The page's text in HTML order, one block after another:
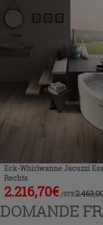
Eck-Whirlwanne Jacuzzi
Rechts
2.216,70€ /STK2.463,00
DOMANDE